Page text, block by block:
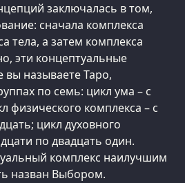
заключалась в том,
сначала комплекса
тела, а затем комплекса
эти концептуальные
вы называете Таро,
по семь: цикл ума – с
физического комплекса – с
цикл духовного
по двадцать один.
комплекс наилучшим
назван Выбором.